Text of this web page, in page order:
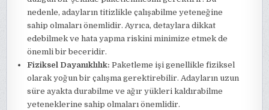
nedenle, adayların titizlikle çalışabilme yeteneğine
sahip olmaları önemlidir. Ayrıca, detaylara dikkat
edebilmek ve hata yapma riskini minimize etmek de
önemli bir beceridir.
Fiziksel Dayanıklılık: Paketleme işi genellikle fiziksel
olarak yoğun bir çalışma gerektirebilir. Adayların uzun
süre ayakta durabilme ve ağır yükleri kaldırabilme
yeteneklerine sahip olmaları önemlidir.